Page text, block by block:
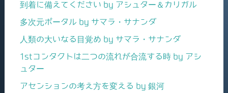
到着に備えてください by アシュター＆カリガル
多次元ポータル by サマラ・サナンダ
人類の大いなる目覚め by サマラ・サナンダ
1stコンタクトは二つの流れが合流する時 by アシ
ュター
アセンションの考え方を変える by 銀河